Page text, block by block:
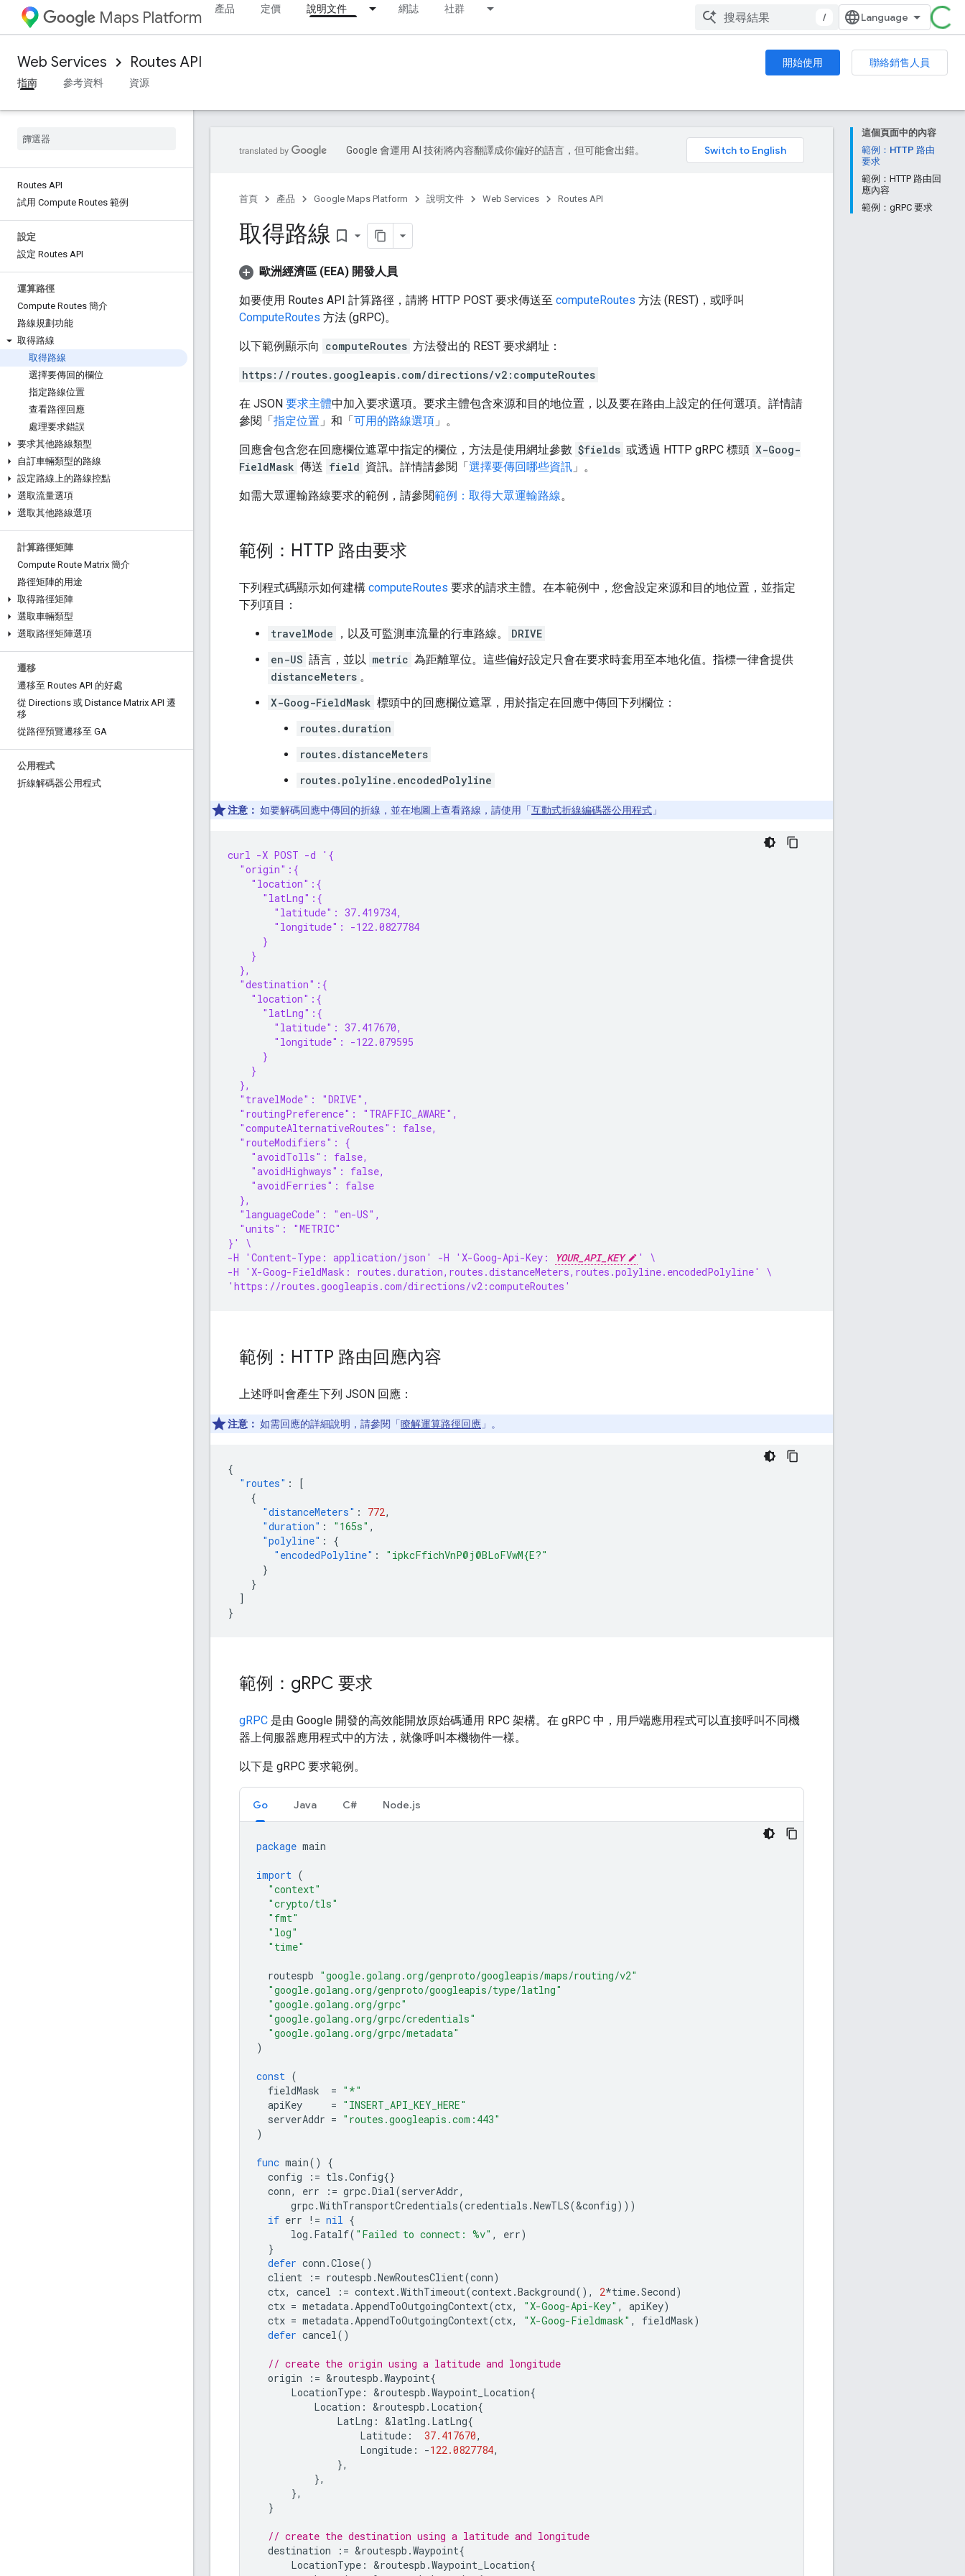
Maps Platform 產品 定價 說明文件 網誌 社群
/
Web Services Routes API 開始使用
聯絡銷售人員
指南
參考資料 資源
Routes API
試用 Compute Routes 範例
設定
設定 Routes API
運算路徑
Compute Routes 簡介
路線規劃功能
取得路線
取得路線
選擇要傳回的欄位
指定路線位置
查看路徑回應
處理要求錯誤
要求其他路線類型
自訂車輛類型的路線
設定路線上的路線控點
選取流量選項
選取其他路線選項
計算路徑矩陣
Compute Route Matrix 簡介
路徑矩陣的用途
取得路徑矩陣
選取車輛類型
選取路徑矩陣選項
遷移
遷移至 Routes API 的好處
從 Directions 或 Distance Matrix API 遷
移
從路徑預覽遷移至 GA
公用程式
折線解碼器公用程式
這個頁面中的內容
範例：HTTP 路由
要求
範例：HTTP 路由回
應內容
範例：gRPC 要求
Google 會運用 AI 技術將內容翻譯成你偏好的語言，但可能會出錯。
首頁 產品 Google Maps Platform 說明文件 Web Services Routes API
取得路線 bookmark_border
歐洲經濟區 (EEA) 開發人員
如要使用 Routes API 計算路徑，請將 HTTP POST 要求傳送至 computeRoutes 方法 (REST)，或呼叫
ComputeRoutes 方法 (gRPC)。
以下範例顯示向 computeRoutes 方法發出的 REST 要求網址：
https://routes.googleapis.com/directions/v2:computeRoutes
在 JSON 要求主體中加入要求選項。要求主體包含來源和目的地位置，以及要在路由上設定的任何選項。詳情請
參閱「指定位置 」和「可用的路線選項 」。
回應會包含您在回應欄位遮罩中指定的欄位，方法是使用網址參數 $fields 或透過 HTTP gRPC 標頭 X-Goog-
FieldMask 傳送 field 資訊。詳情請參閱「選擇要傳回哪些資訊 」。
如需大眾運輸路線要求的範例，請參閱範例：取得大眾運輸路線。
範例：HTTP 路由要求
下列程式碼顯示如何建構 computeRoutes 要求的請求主體。在本範例中，您會設定來源和目的地位置，並指定
下列項目：
travelMode ，以及可監測車流量的行車路線。
DRIVE
en-US 語言，並以 metric 為距離單位。這些偏好設定只會在要求時套用至本地化值。指標一律會提供
distanceMeters 。
X-Goog-FieldMask 標頭中的回應欄位遮罩，用於指定在回應中傳回下列欄位：
routes.duration
routes.distanceMeters
routes.polyline.encodedPolyline
注意： 如要解碼回應中傳回的折線，並在地圖上查看路線，請使用「 互動式折線編碼器公用程式 」
curl -X POST -d '{
  "origin":{
    "location":{
      "latLng":{
        "latitude": 37.419734,
        "longitude": -122.0827784
      }
    }
  },
  "destination":{
    "location":{
      "latLng":{
        "latitude": 37.417670,
        "longitude": -122.079595
      }
    }
  },
  "travelMode": "DRIVE",
  "routingPreference": "TRAFFIC_AWARE",
  "computeAlternativeRoutes": false,
  "routeModifiers": {
    "avoidTolls": false,
    "avoidHighways": false,
    "avoidFerries": false
  },
  "languageCode": "en-US",
  "units": "METRIC"
}' \
-H 'Content-Type: application/json' -H 'X-Goog-Api-Key:
YOUR_API_KEY
' \
-H 'X-Goog-FieldMask: routes.duration,routes.distanceMeters,routes.polyline.encodedPolyline' \
'https://routes.googleapis.com/directions/v2:computeRoutes'
範例：HTTP 路由回應內容
上述呼叫會產生下列 JSON 回應：
注意： 如需回應的詳細說明，請參閱「 瞭解運算路徑回應 」。
{
"routes" :
[
{
"distanceMeters" : 772,
"duration" : "165s" ,
"polyline" :
{
"encodedPolyline" :
"ipkcFfichVnP@j@BLoFVwM{E?"
}
}
]
}
範例：gRPC 要求
gRPC 是由 Google 開發的高效能開放原始碼通用 RPC 架構。在 gRPC 中，用戶端應用程式可以直接呼叫不同機
器上伺服器應用程式中的方法，就像呼叫本機物件一樣。
以下是 gRPC 要求範例。
Go Java C# Node.js
package main
import (
"context"
"crypto/tls"
"fmt"
"log"
"time"
routespb "google.golang.org/genproto/googleapis/maps/routing/v2"
"google.golang.org/genproto/googleapis/type/latlng"
"google.golang.org/grpc"
"google.golang.org/grpc/credentials"
"google.golang.org/grpc/metadata"
)
const (
fieldMask
= "*"
apiKey
= "INSERT_API_KEY_HERE"
serverAddr = "routes.googleapis.com:443"
)
func main()
{
config
:= tls .Config{}
conn, err := grpc.Dial(serverAddr,
grpc.WithTransportCredentials(credentials .NewTLS(&config)))
if err != nil {
log . Fatalf( "Failed to connect: %v" , err)
}
defer conn .Close()
client
:= routespb .NewRoutesClient(conn)
ctx, cancel := context.WithTimeout(context.Background(), 2*time.Second)
ctx = metadata.AppendToOutgoingContext(ctx, "X-Goog-Api-Key" , apiKey)
ctx = metadata.AppendToOutgoingContext(ctx, "X-Goog-Fieldmask" , fieldMask)
defer cancel()
// create the origin using a latitude and longitude
origin
:= &routespb .Waypoint{
LocationType : &routespb .Waypoint_Location{
Location : &routespb . Location{
LatLng : &latlng . LatLng{
Latitude : 37.417670,
Longitude : -122.0827784,
},
},
},
}
// create the destination using a latitude and longitude
destination
:= &routespb .Waypoint{
LocationType : &routespb .Waypoint_Location{